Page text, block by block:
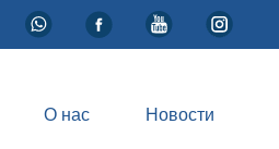
О нас Новости